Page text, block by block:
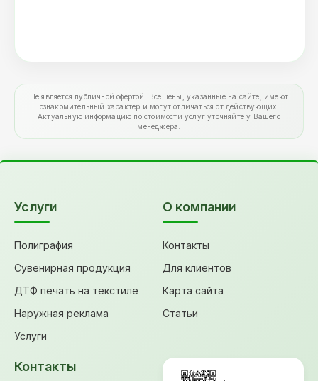
Не является публичной офертой. Все цены, указанные на сайте, имеют
ознакомительный характер и могут отличаться от действующих.
Актуальную информацию по стоимости услуг уточняйте у Вашего
менеджера.
Услуги
Полиграфия
Сувенирная продукция
ДТФ печать на текстиле
Наружная реклама
Услуги
О компании
Контакты
Для клиентов
Карта сайта
Статьи
Контакты